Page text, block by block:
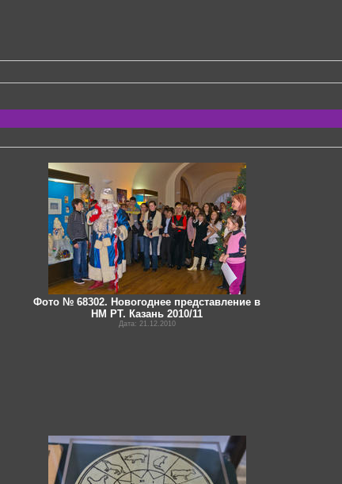
Фото № 68302. Новогоднее представление в
НМ РТ. Казань 2010/11
Дата: 21.12.2010